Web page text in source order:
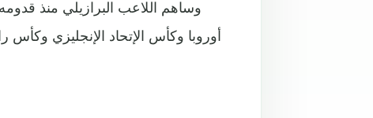
وساهم اللاعب البرازيلي منذ
أوروبا وكأس الإتحاد الإنجليزي وكأس